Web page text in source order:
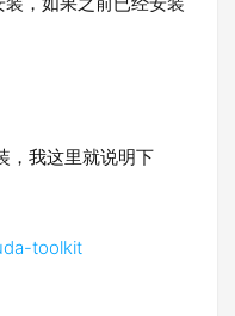
，我这里就说明下
toolkit